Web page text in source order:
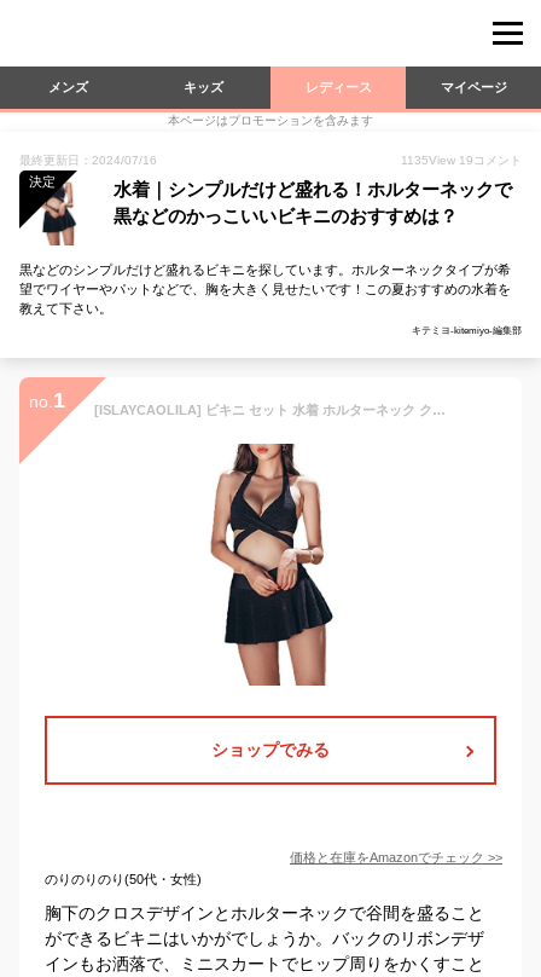
メンズ キッズ レディース マイページ
本ページはプロモーションを含みます
最終更新日：2024/07/16 1135View 19 コメント
決定
水着｜シンプルだけど盛れる！ホルターネックで
黒などのかっこいいビキニのおすすめは？
黒などのシンプルだけど盛れるビキニを探しています。ホルターネックタイプが希
望でワイヤーやパットなどで、胸を大きく見せたいです！この夏おすすめの水着を
教えて下さい。
キテミヨ-kitemiyo-編集部
no. 1 [ISLAYCAOLILA] ビキニ セット 水着 ホルターネック クロス スイムドレス リボン フレア スカート ミニ パッド入り ワイヤーあり レディース CY1 ラリサ (ブラック, XL)
ショップでみる
価格と在庫をAmazonでチェック >>
のりのりのり(50代・女性)
胸下のクロスデザインとホルターネックで谷間を盛ること
ができるビキニはいかがでしょうか。バックのリボンデザ
インもお洒落で、ミニスカートでヒップ周りをかくすこと